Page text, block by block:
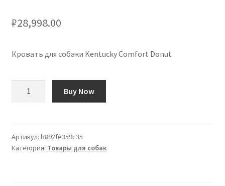
₽28,998.00
Кровать для собаки Kentucky Comfort Donut
Chien
Kentucky
Buy Now
Артикул: b892fe359c35
Категория: Товары для собак